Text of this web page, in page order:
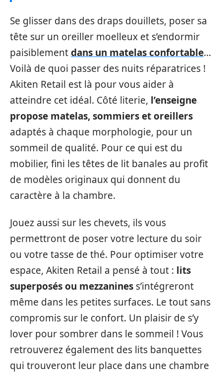
Se glisser dans des draps douillets, poser sa
tête sur un oreiller moelleux et s’endormir
paisiblementdans un matelas confortable…
Voilà de quoi passer des nuits réparatrices !
Akiten Retail est là pour vous aider à
atteindre cet idéal. Côté literie, l’enseigne
propose matelas, sommiers et oreillers
adaptés à chaque morphologie, pour un
sommeil de qualité. Pour ce qui est du
mobilier, fini les têtes de lit banales au profit
de modèles originaux qui donnent du
caractère à la chambre.
Jouez aussi sur les chevets, ils vous
permettront de poser votre lecture du soir
ou votre tasse de thé. Pour optimiser votre
espace, Akiten Retail a pensé à tout : lits
superposés ou mezzanines s’intégreront
même dans les petites surfaces. Le tout sans
compromis sur le confort. Un plaisir de s’y
lover pour sombrer dans le sommeil ! Vous
retrouverez également des lits banquettes
qui trouveront leur place dans une chambre